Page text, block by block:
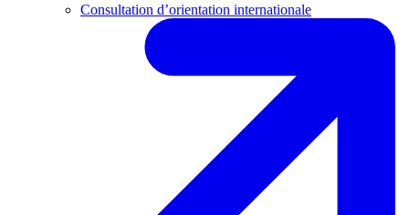
Consultation d’orientation internationale